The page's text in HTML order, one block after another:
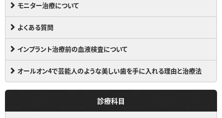
モニター治療について
よくある質問
インプラント治療前の血液検査について
オールオン4で芸能人のような美しい歯を手に入れる理由と治療法
診療科目